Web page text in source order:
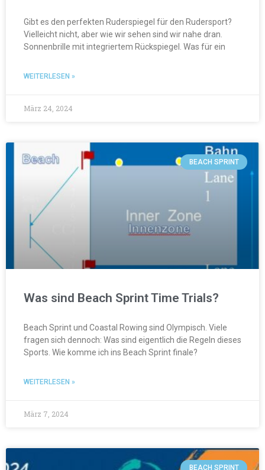
Gibt es den perfekten Ruderspiegel für den Rudersport?
Vielleicht nicht, aber wie wir sehen sind wir nahe dran.
Sonnenbrille mit integriertem Rückspiegel. Was für ein
WEITERLESEN »
März 24, 2024
BEACH SPRINT
Was sind Beach Sprint Time Trials?
Beach Sprint und Coastal Rowing sind Olympisch. Viele
fragen sich dennoch: Was sind eigentlich die Regeln dieses
Sports. Wie komme ich ins Beach Sprint finale?
WEITERLESEN »
März 7, 2024
BEACH SPRINT